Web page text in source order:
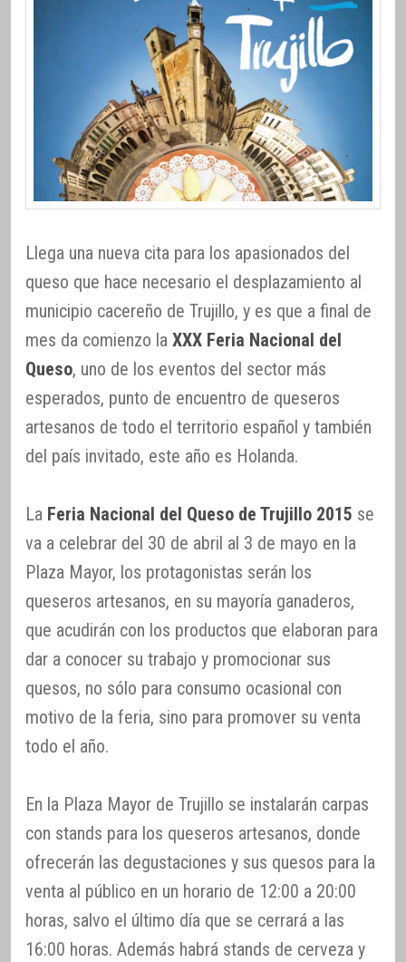
Llega una nueva cita para los apasionados del
queso que hace necesario el desplazamiento al
municipio cacereño de Trujillo, y es que a final de
mes da comienzo la XXX Feria Nacional del
Queso, uno de los eventos del sector más
esperados, punto de encuentro de queseros
artesanos de todo el territorio español y también
del país invitado, este año es Holanda.
La Feria Nacional del Queso de Trujillo 2015 se
va a celebrar del 30 de abril al 3 de mayo en la
Plaza Mayor, los protagonistas serán los
queseros artesanos, en su mayoría ganaderos,
que acudirán con los productos que elaboran para
dar a conocer su trabajo y promocionar sus
quesos, no sólo para consumo ocasional con
motivo de la feria, sino para promover su venta
todo el año.
En la Plaza Mayor de Trujillo se instalarán carpas
con stands para los queseros artesanos, donde
ofrecerán las degustaciones y sus quesos para la
venta al público en un horario de 12:00 a 20:00
horas, salvo el último día que se cerrará a las
16:00 horas. Además habrá stands de cerveza y